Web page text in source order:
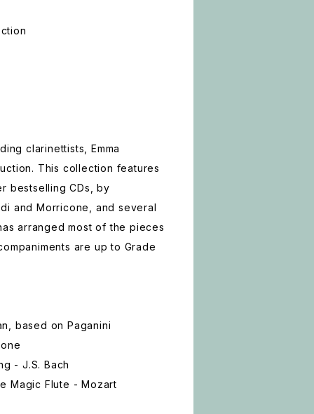
clarinettists, Emma
This collection features
bestselling CDs, by
and Morricone, and several
arranged most of the pieces
are up to Grade
based on Paganini
- J.S. Bach
Magic Flute - Mozart